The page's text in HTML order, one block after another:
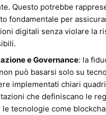
Questo potrebbe
fondamentale per
digitali senza violare la
e Governance: la
può basarsi solo su
implementati chiari
che definiscano le
tecnologie come